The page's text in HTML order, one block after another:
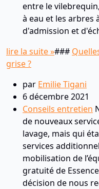
entre le
à eau et les arbres
d'admission et
lire la suite »###
grise ?
par Emilie Tigani
6 décembre 2021
Conseils entretien
de nouveaux
lavage, mais qui
services
mobilisation de
gratuité de
décision de nous